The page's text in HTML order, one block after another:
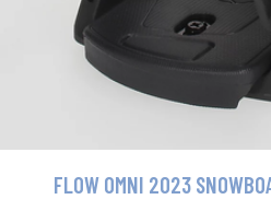
FLOW OMNI 2023